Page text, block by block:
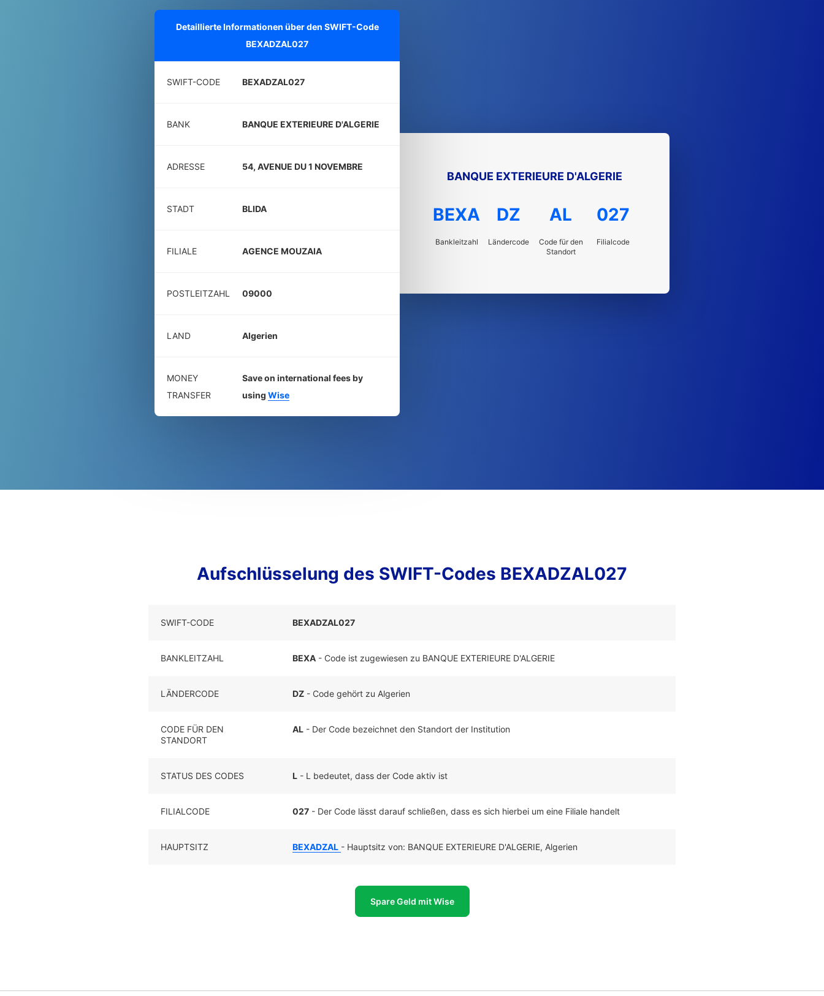
Detaillierte Informationen über den SWIFT-Code
BEXADZAL027
SWIFT-CODE BEXADZAL027
BANK BANQUE EXTERIEURE D'ALGERIE
ADRESSE 54, AVENUE DU 1 NOVEMBRE
STADT BLIDA
FILIALE AGENCE MOUZAIA
POSTLEITZAHL 09000
LAND Algerien
MONEY
TRANSFER
Save on international fees by
using Wise
BANQUE EXTERIEURE D'ALGERIE
BEXA
Bankleitzahl
DZ
Ländercode
AL
Code für den
Standort
027
Filialcode
Aufschlüsselung des SWIFT-Codes BEXADZAL027
SWIFT-CODE BEXADZAL027
BANKLEITZAHL BEXA - Code ist zugewiesen zu BANQUE EXTERIEURE D'ALGERIE
LÄNDERCODE DZ - Code gehört zu Algerien
CODE FÜR DEN
STANDORT
AL - Der Code bezeichnet den Standort der Institution
STATUS DES CODES L - L bedeutet, dass der Code aktiv ist
FILIALCODE 027 - Der Code lässt darauf schließen, dass es sich hierbei um eine Filiale handelt
HAUPTSITZ BEXADZAL - Hauptsitz von: BANQUE EXTERIEURE D'ALGERIE, Algerien
Spare Geld mit Wise